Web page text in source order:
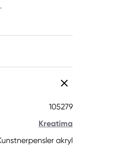
105279
Kreatima
akryl